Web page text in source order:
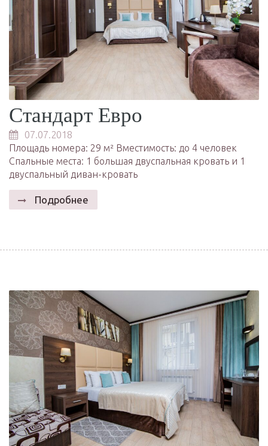
Стандарт Евро
07.07.2018
Площадь номера: 29 м² Вместимость: до 4 человек
Спальные места: 1 большая двуспальная кровать и 1
двуспальный диван-кровать
Подробнее